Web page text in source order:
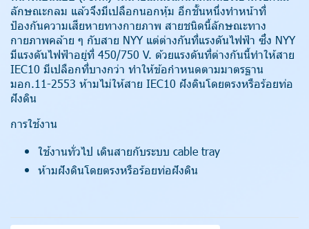
ลักษณะกลม แล้วจึงมีเปลือกนอกหุ้ม อีกชั้นหนึ่งทำหน้าที่
ป้องกันความเสียหายทางกายภาพ สายชนิดนี้ลักษณะทาง
กายภาพคล้าย ๆ กับสาย NYY แต่ต่างกันที่แรงดันไฟฟ้า ซึ่ง NYY
มีแรงดันไฟฟ้าอยู่ที่ 450/750 V. ด้วยแรงดันที่ต่างกันนี้ทำให้สาย
IEC10 มีเปลือกที่บางกว่า ทำให้ข้อกำหนดตามมาตรฐาน
มอก.11-2553 ห้ามไม่ให้สาย IEC10 ฝังดินโดยตรงหรือร้อยท่อ
ฝังดิน
การใช้งาน
ใช้งานทั่วไป เดินสายกับระบบ cable tray
ห้ามฝังดินโดยตรงหรือร้อยท่อฝังดิน